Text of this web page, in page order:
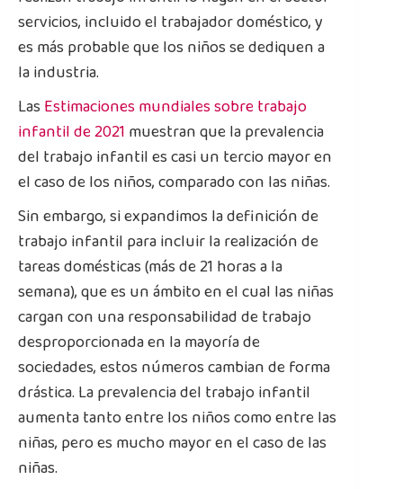
servicios, incluido el trabajador doméstico, y
es más probable que los niños se dediquen a
la industria.
Las Estimaciones mundiales sobre trabajo
infantil de 2021 muestran que la prevalencia
del trabajo infantil es casi un tercio mayor en
el caso de los niños, comparado con las niñas.
Sin embargo, si expandimos la definición de
trabajo infantil para incluir la realización de
tareas domésticas (más de 21 horas a la
semana), que es un ámbito en el cual las niñas
cargan con una responsabilidad de trabajo
desproporcionada en la mayoría de
sociedades, estos números cambian de forma
drástica. La prevalencia del trabajo infantil
aumenta tanto entre los niños como entre las
niñas, pero es mucho mayor en el caso de las
niñas.